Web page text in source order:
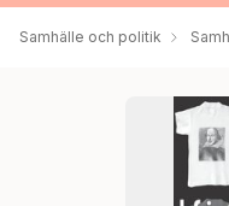
Samhälle och politik